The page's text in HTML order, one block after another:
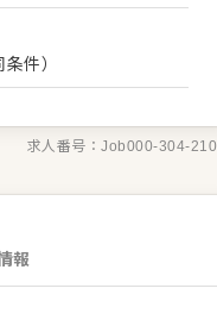
います。 ・転
たの技術を存分に
件）
求人番号：Job000-304-210
報